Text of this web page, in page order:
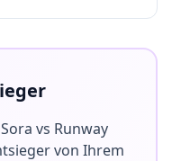
vs Runway
von Ihrem